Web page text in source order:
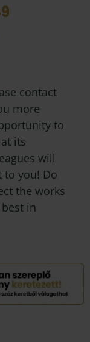
contact
more
to
its
will
to you! Do
the works
in